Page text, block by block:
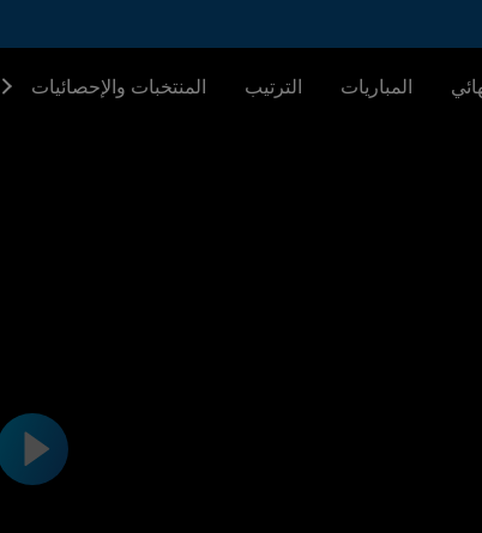
المباريات الترتيب المنتخبات والإحصائيات